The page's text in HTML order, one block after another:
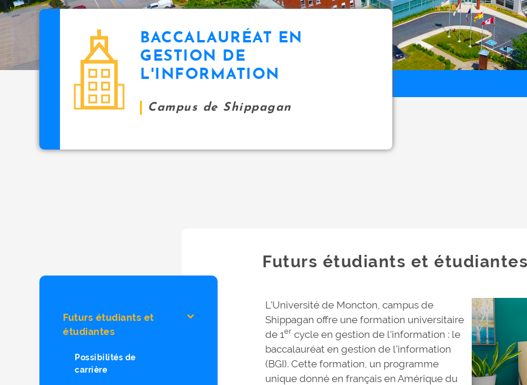
BACCALAURÉAT EN
GESTION DE
L'INFORMATION
Campus de Shippagan
Futurs étudiants et
étudiantes
Possibilités de
carrière
Futurs étudiants et
L'Université de Moncton, campus de
Shippagan offre une formation universitaire
de 1er cycle en gestion de l'information : le
baccalauréat en gestion de l'information
(BGI). Cette formation, un programme
unique donné en français en Amérique du